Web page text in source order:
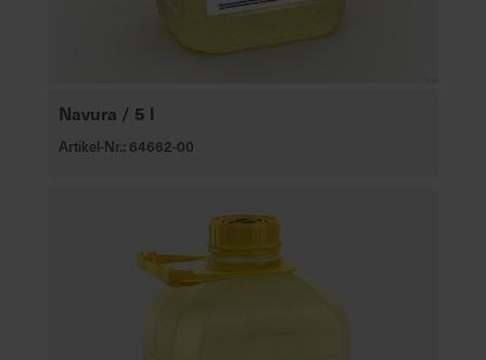
Navura / 5 l
Artikel-Nr.: 64662-00